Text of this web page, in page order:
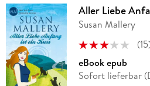
Aller Liebe
Susan Mallery
(15
eBook epub
Sofort lieferbar